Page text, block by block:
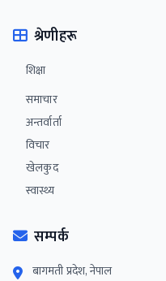
श्रेणीहरू
शिक्षा
समाचार
अन्तर्वार्ता
विचार‌
खेलकुद
स्वास्थ्य
सम्पर्क
बागमती प्रदेश, नेपाल